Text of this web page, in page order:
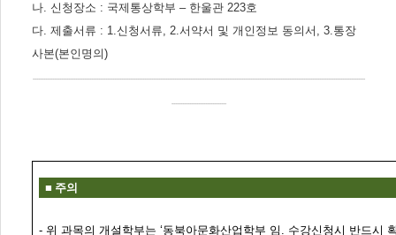
나. 신청장소 : 국제통상학부 – 한울관 223호
다. 제출서류 : 1.신청서류, 2.서약서 및 개인정보 동의서 , 3.통장
사본(본인명의)
--------------------------------------------------------------------------------------------------------------------------------------------------------------------------------------------
-------------------------------
■ 주의
- 위 과목의 개설학부는 ‘동북아문화산업학부 임 . 수강신청시 반드시